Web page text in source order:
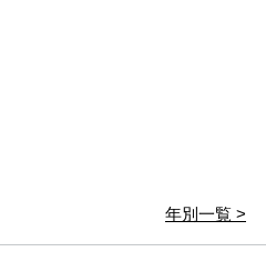
年別一覧 >